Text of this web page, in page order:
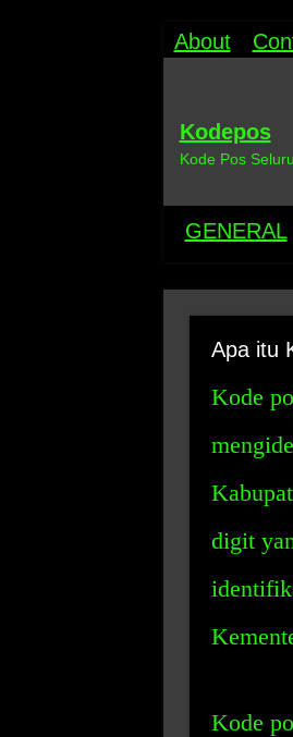
About
Kodepos
Kode Pos
GENERAL
Apa itu
Kode
digit
Kode